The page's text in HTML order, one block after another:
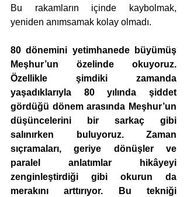
Bu rakamların içinde kaybolmak,
yeniden anımsamak kolay olmadı.
80 dönemini yetimhanede büyümüş
Meşhur’un özelinde okuyoruz.
Özellikle şimdiki zamanda
yaşadıklarıyla 80 yılında şiddet
gördüğü dönem arasında Meşhur’un
düşüncelerini bir sarkaç gibi
salınırken buluyoruz. Zaman
sıçramaları, geriye dönüşler ve
paralel anlatımlar hikâyeyi
zenginleştirdiği gibi okurun da
merakını arttırıyor. Bu tekniği